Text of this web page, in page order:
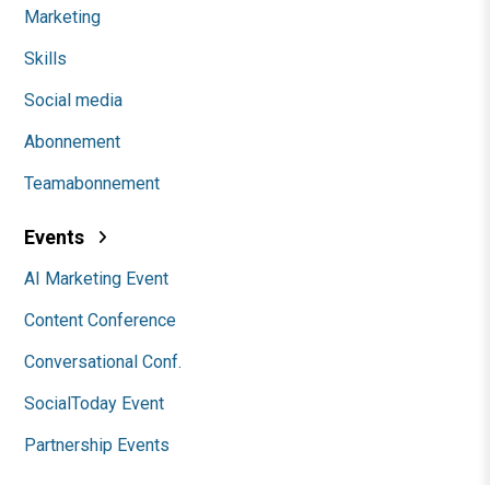
Marketing
Skills
Social media
Abonnement
Teamabonnement
Events
AI Marketing Event
Content Conference
Conversational Conf.
SocialToday Event
Partnership Events